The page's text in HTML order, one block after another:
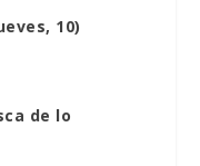
10)
de lo